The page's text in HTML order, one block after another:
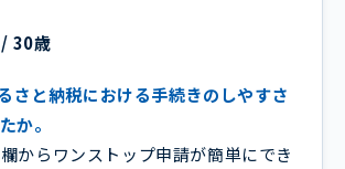
30歳
さと納税における手続きのしやすさ
か。
からワンストップ申請が簡単にでき